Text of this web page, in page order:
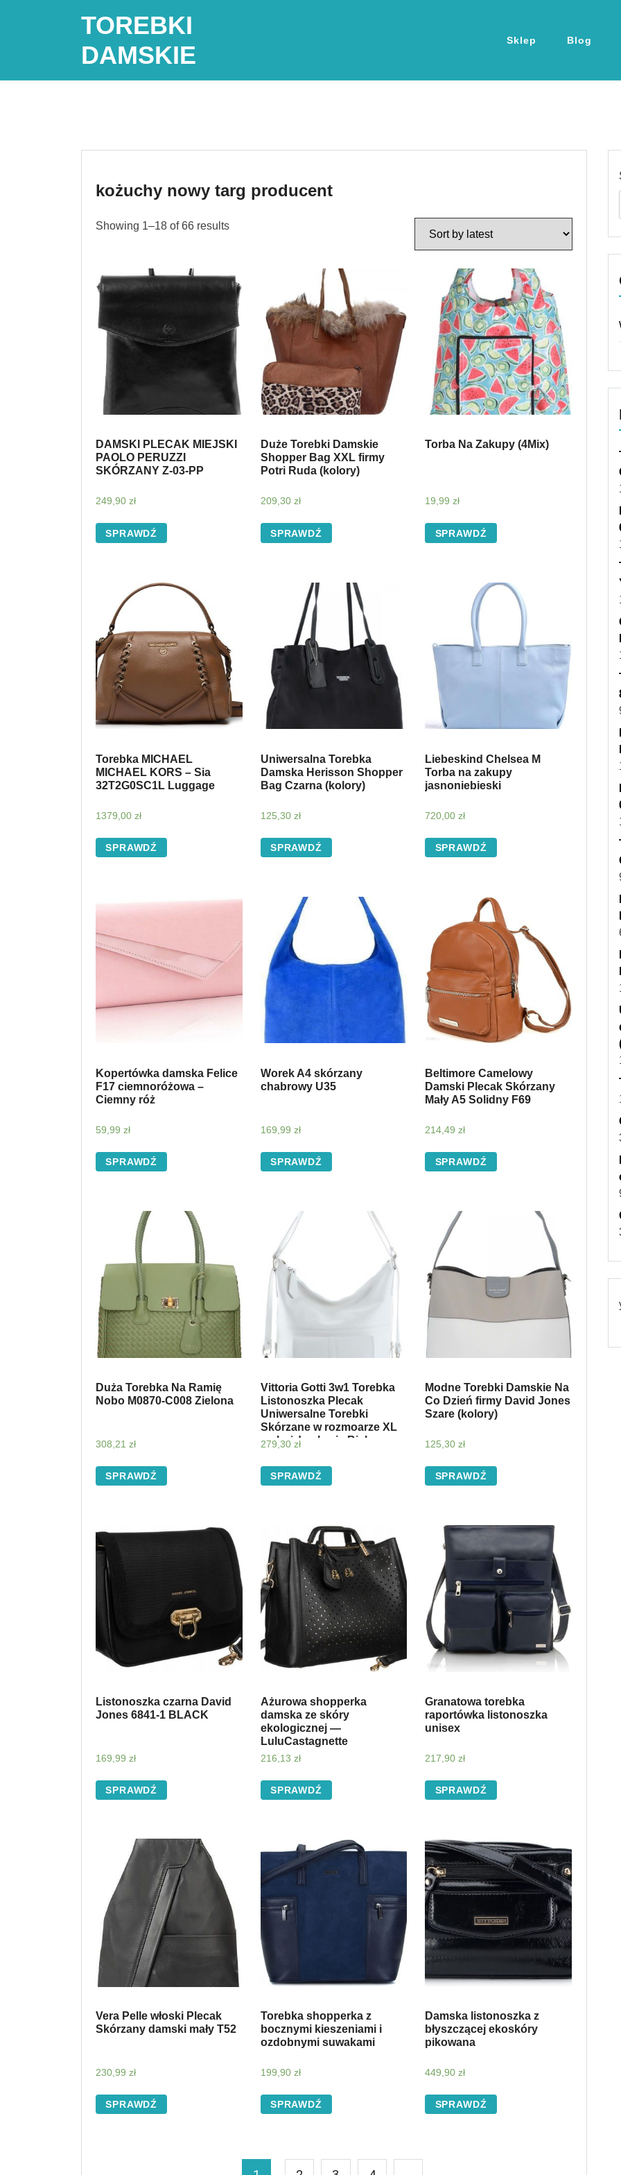
TOREBKI
DAMSKIE
Sklep Blog
kożuchy nowy targ producent
Showing 1–18 of 66 results
DAMSKI PLECAK MIEJSKI
PAOLO PERUZZI
SKÓRZANY Z-03-PP
249,90 zł
SPRAWDŹ
Duże Torebki Damskie
Shopper Bag XXL firmy
Potri Ruda (kolory)
209,30 zł
SPRAWDŹ
Torba Na Zakupy (4Mix)
19,99zł
SPRAWDŹ
Torebka MICHAEL
MICHAEL KORS – Sia
32T2G0SC1L Luggage
1379,00 zł
SPRAWDŹ
Uniwersalna Torebka
Damska Herisson Shopper
Bag Czarna (kolory)
125,30 zł
SPRAWDŹ
Liebeskind Chelsea M
Torba na zakupy
jasnoniebieski
720,00zł
SPRAWDŹ
Kopertówka damska Felice
F17 ciemnoróżowa –
Ciemny róż
59,99 zł
SPRAWDŹ
Worek A4 skórzany
chabrowy U35
169,99 zł
SPRAWDŹ
Beltimore Camelowy
Damski Plecak Skórzany
Mały A5 Solidny F69
214,49zł
SPRAWDŹ
Duża Torebka Na Ramię
Nobo M0870-C008 Zielona
308,21 zł
SPRAWDŹ
Vittoria Gotti 3w1 Torebka
Listonoszka Plecak
Uniwersalne Torebki
Skórzane w rozmoarze XL
na każdą okazję Biała
279,30 zł
SPRAWDŹ
Modne Torebki Damskie Na
Co Dzień firmy David Jones
Szare (kolory)
125,30zł
SPRAWDŹ
Listonoszka czarna David
Jones 6841-1 BLACK
169,99 zł
SPRAWDŹ
Ażurowa shopperka
damska ze skóry
ekologicznej —
LuluCastagnette
216,13 zł
SPRAWDŹ
Granatowa torebka
raportówka listonoszka
unisex
217,90zł
SPRAWDŹ
Vera Pelle włoski Plecak
Skórzany damski mały T52
230,99 zł
SPRAWDŹ
Torebka shopperka z
bocznymi kieszeniami i
ozdobnymi suwakami
199,90 zł
SPRAWDŹ
Damska listonoszka z
błyszczącej ekoskóry
pikowana
449,90zł
SPRAWDŹ